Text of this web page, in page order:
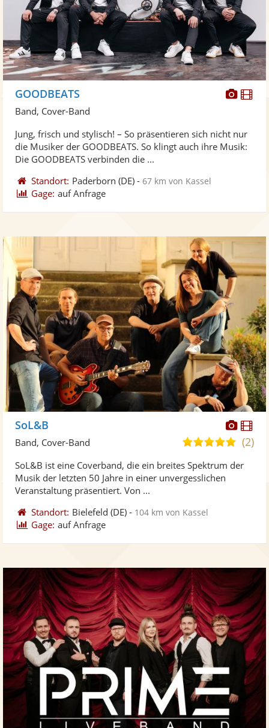
Fotos
GOODBEATS
Band, Cover-Band
Jung, frisch und stylisch! – So präsentieren sich nicht nur
die Musiker der GOODBEATS. So klingt auch ihre Musik:
Die GOODBEATS verbinden die ...
Standort: Paderborn (DE) -67 km von Kassel
Gage: auf Anfrage
Fotos
SoL&B
5,0
5
(2)
Band, Cover-Band
SoL&B ist eine Coverband, die ein breites Spektrum der
Musik der letzten 50 Jahre in einer unvergesslichen
Veranstaltung präsentiert. Von ...
Standort: Bielefeld (DE) - 104 km von Kassel
Gage: auf Anfrage